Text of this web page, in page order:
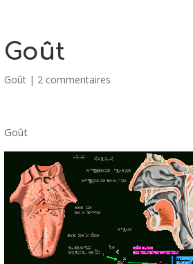
Goût
Goût| 2 commentaires
Goût